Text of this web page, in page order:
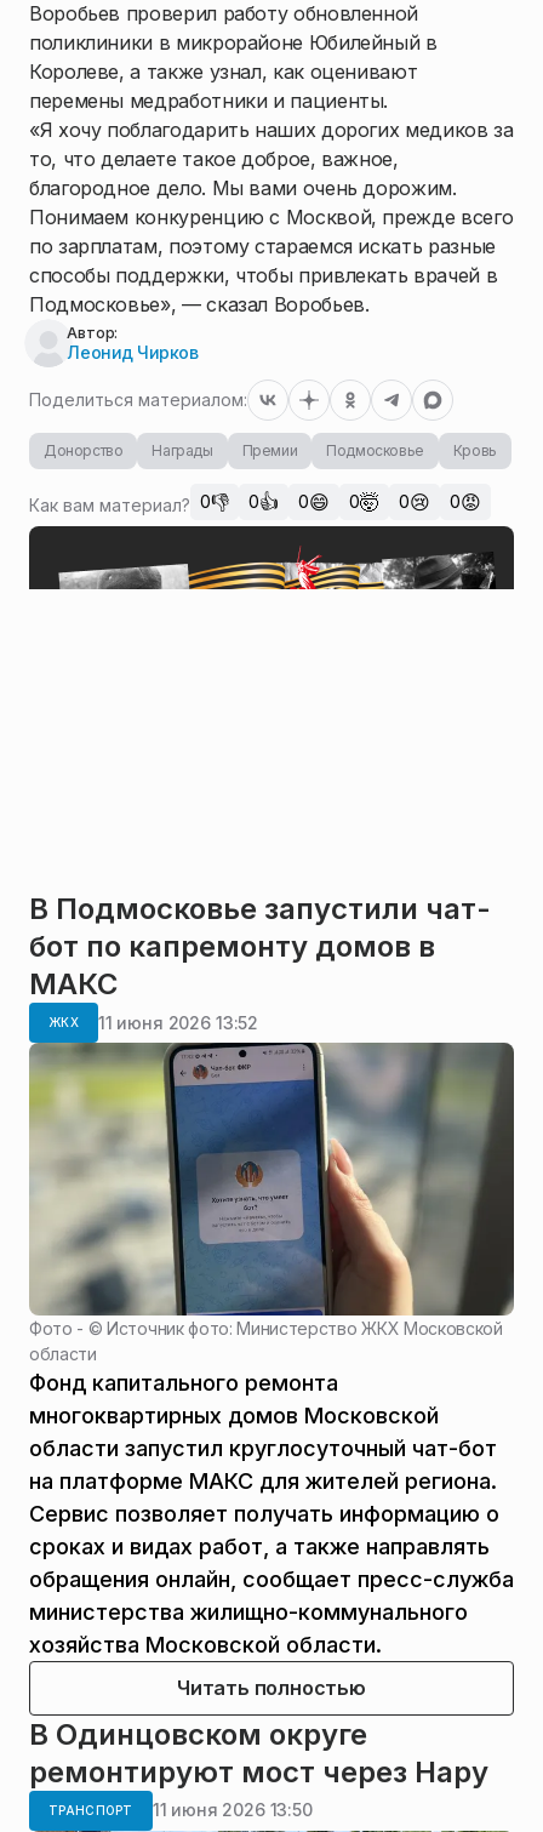
Воробьев проверил работу обновленной
поликлиники в микрорайоне Юбилейный в
Королеве, а также узнал, как оценивают
перемены медработники и пациенты.
«Я хочу поблагодарить наших дорогих медиков за
то, что делаете такое доброе, важное,
благородное дело. Мы вами очень дорожим.
Понимаем конкуренцию с Москвой, прежде всего
по зарплатам, поэтому стараемся искать разные
способы поддержки, чтобы привлекать врачей в
Подмосковье», — сказал Воробьев.
Автор:
Леонид Чирков
Поделиться материалом:
Донорство Награды Премии Подмосковье Кровь
Как вам материал? 0👎 0👍 0😄 0🤯 0😢 0😡
В Подмосковье запустили чат-
бот по капремонту домов в
МАКС
ЖКХ 11 июня 2026 13:52
Фото - ©Источник фото: Министерство ЖКХ Московской
области
Фонд капитального ремонта
многоквартирных домов Московской
области запустил круглосуточный чат-бот
на платформе МАКС для жителей региона.
Сервис позволяет получать информацию о
сроках и видах работ, а также направлять
обращения онлайн, сообщает пресс-служба
министерства жилищно-коммунального
хозяйства Московской области.
Читать полностью
В Одинцовском округе
ремонтируют мост через Нару
ТРАНСПОРТ 11 июня 2026 13:50